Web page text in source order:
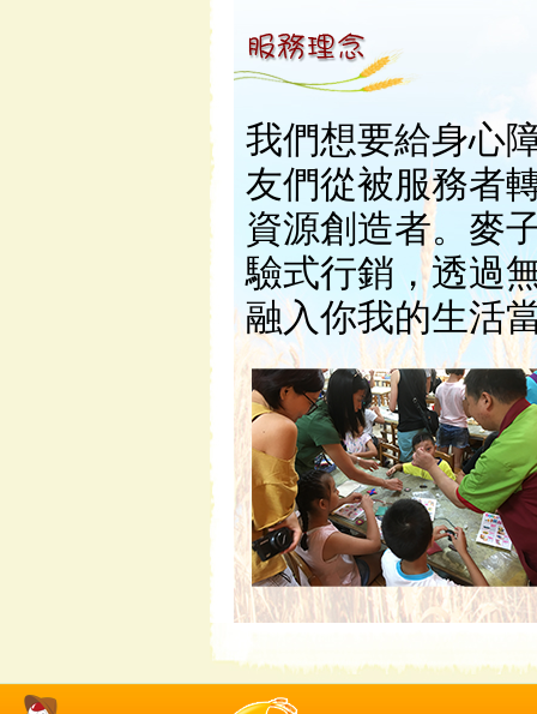
我們想要給身心
友們從被服務者
資源創造者。麥
驗式行銷，透過
融入你我的生活